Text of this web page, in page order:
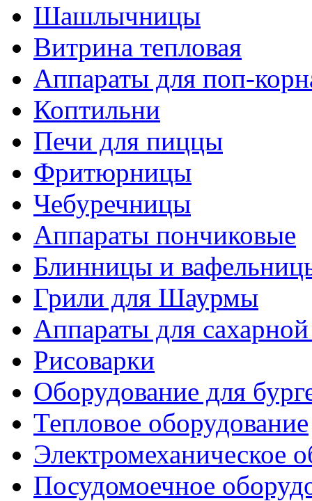
Шашлычницы
Витрина тепловая
Аппараты для поп-
Коптильни
Печи для пиццы
Фритюрницы
Чебуречницы
Аппараты пончиковые
Блинницы и
Грили для Шаурмы
Аппараты для
Рисоварки
Оборудование для
Тепловое оборудование
Электромеханическое
Посудомоечное